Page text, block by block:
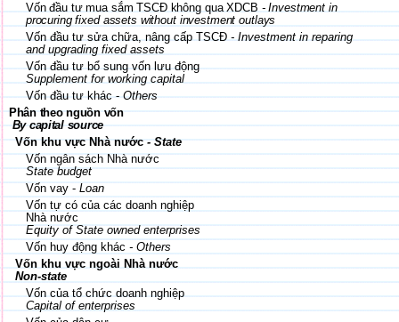
Vốn đầu tư mua sắm TSCĐ không qua XDCB - Investment in
procuring fixed assets without investment outlays
Vốn đầu tư sửa chữa, nâng cấp TSCĐ- Investment in reparing
and upgrading fixed assets
Vốn đầu tư bổ sung vốn lưu động
Supplement for working capital
Vốn đầu tư khác -Others
Phân theo nguồn vốn
By capital source
Vốn khu vực Nhà nước- State
Vốn ngân sách Nhà nước
State budget
Vốn vay -Loan
Vốn tự có của các doanh nghiệp
Nhà nước
Equity of State owned enterprises
Vốn huy động khác - Others
Vốn khu vực ngoài Nhà nước
Non-state
Vốn của tổ chức doanh nghiệp
Capital of enterprises